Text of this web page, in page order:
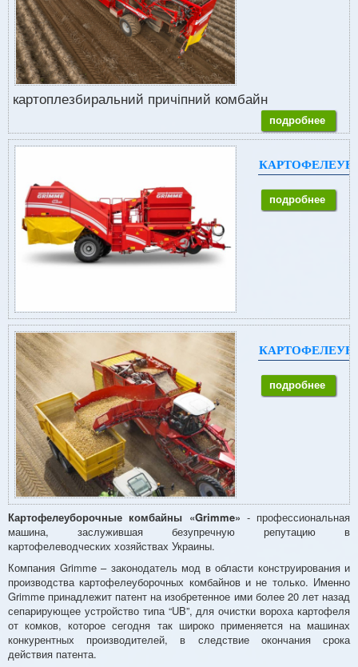
картоплезбиральний причіпний комбайн
подробнее
подробнее
подробнее
Картофелеуборочные комбайны «Grimme» - профессиональная
машина, заслужившая безупречную репутацию в
картофелеводческих хозяйствах Украины.
Компания Grimme – законодатель мод в области конструирования и
производства картофелеуборочных комбайнов и не только. Именно
Grimme принадлежит патент на изобретенное ими более 20 лет назад
сепарирующее устройство типа “UB”, для очистки вороха картофеля
от комков, которое сегодня так широко применяется на машинах
конкурентных производителей, в следствие окончания срока
действия патента.